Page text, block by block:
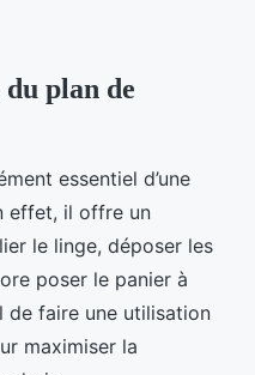
plan de
essentiel d’une
effet, il offre un
le linge, déposer les
poser le panier à
de faire une utilisation
maximiser la